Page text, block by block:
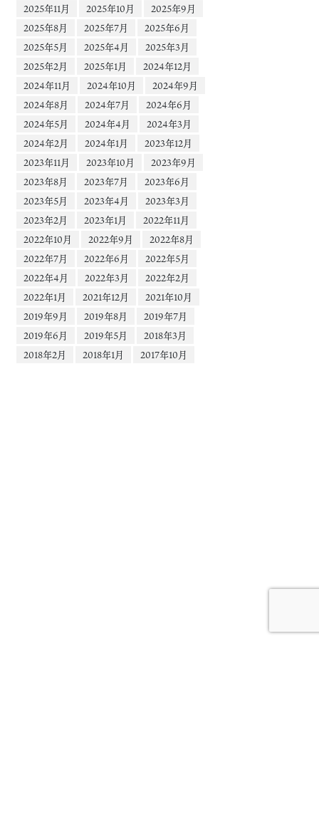
2025年11月
2025年10月
2025年9月
2025年8月
2025年7月
2025年6月
2025年5月
2025年4月
2025年3月
2025年2月
2025年1月
2024年12月
2024年11月
2024年10月
2024年9月
2024年8月
2024年7月
2024年6月
2024年5月
2024年4月
2024年3月
2024年2月
2024年1月
2023年12月
2023年11月
2023年10月
2023年9月
2023年8月
2023年7月
2023年6月
2023年5月
2023年4月
2023年3月
2023年2月
2023年1月
2022年11月
2022年10月
2022年9月
2022年8月
2022年7月
2022年6月
2022年5月
2022年4月
2022年3月
2022年2月
2022年1月
2021年12月
2021年10月
2019年9月
2019年8月
2019年7月
2019年6月
2019年5月
2018年3月
2018年2月
2018年1月 2017年10月